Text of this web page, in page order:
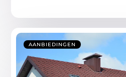
AANBIEDINGEN